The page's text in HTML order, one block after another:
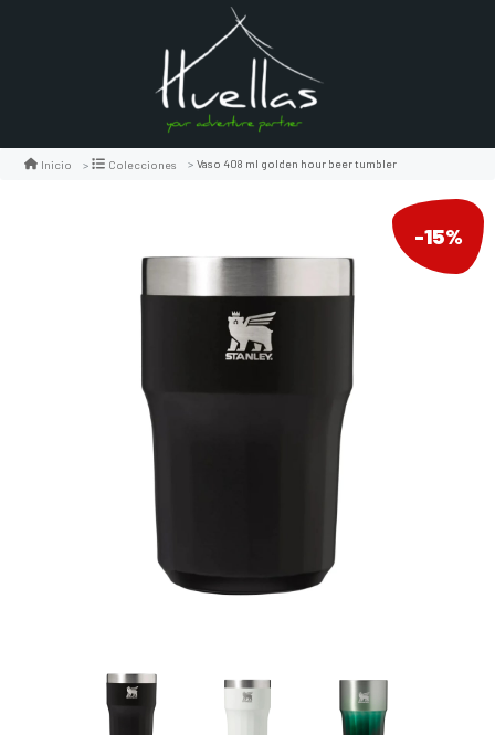
Inicio Colecciones Vaso 408 ml golden hour beer tumbler
-15%